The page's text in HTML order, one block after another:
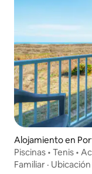
Alojamiento en
Piscinas • Tenis •
Familiar · Ubicación